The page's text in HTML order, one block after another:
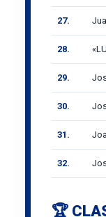
27.
28.
29.
30.
31.
32.
🏆